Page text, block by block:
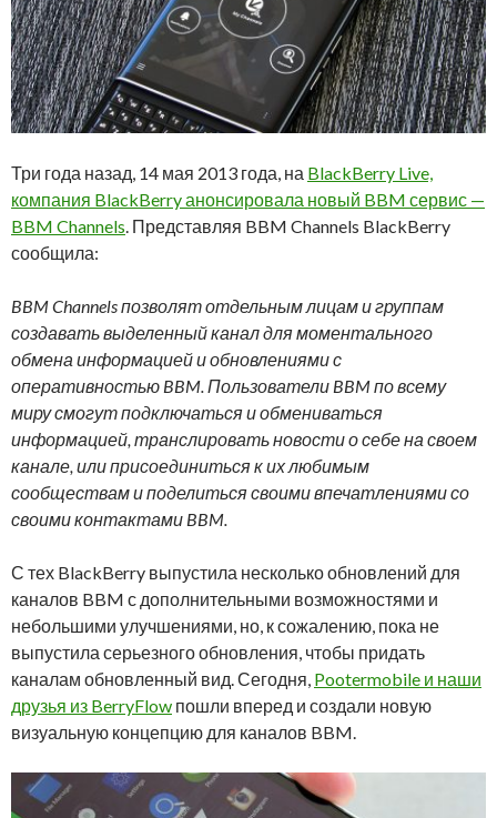
Три года назад, 14 мая 2013 года, на BlackBerry Live,
компания BlackBerry анонсировала новый BBM сервис —
BBM Channels . Представляя BBM Channels BlackBerry
сообщила:
BBM Channels позволят отдельным лицам и группам
создавать выделенный канал для моментального
обмена информацией и обновлениями с
оперативностью BBM. Пользователи BBM по всему
миру смогут подключаться и обмениваться
информацией, транслировать новости о себе на своем
канале, или присоединиться к их любимым
сообществам и поделиться своими впечатлениями со
своими контактами BBM.
С тех BlackBerry выпустила несколько обновлений для
каналов BBM с дополнительными возможностями и
небольшими улучшениями, но, к сожалению, пока не
выпустила серьезного обновления, чтобы придать
каналам обновленный вид. Сегодня, Pootermobile и наши
друзья из BerryFlow пошли вперед и создали новую
визуальную концепцию для каналов BBM.